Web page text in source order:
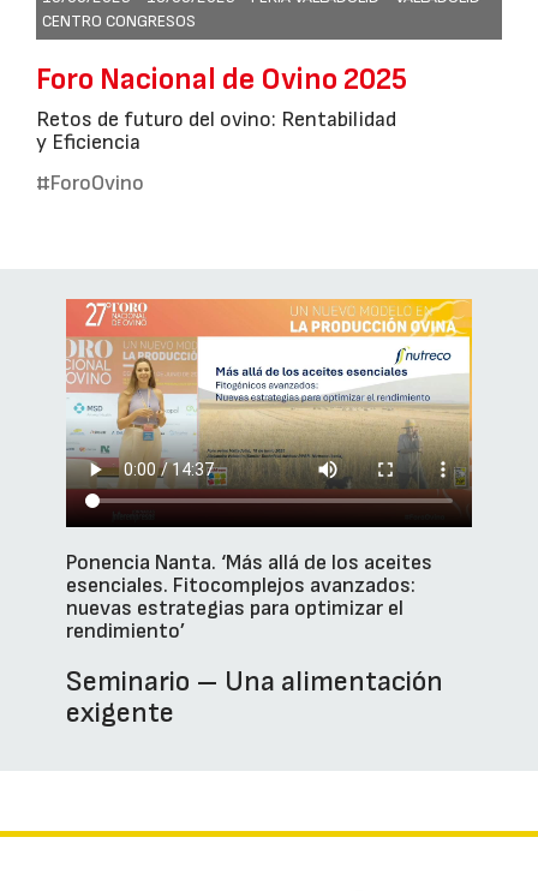
CENTRO CONGRESOS
Foro Nacional de Ovino 2025
Retos de futuro del ovino: Rentabilidad
y Eficiencia
#ForoOvino
Ponencia Nanta. ‘Más allá de los aceites
esenciales. Fitocomplejos avanzados:
nuevas estrategias para optimizar el
rendimiento’
Seminario – Una alimentación
exigente